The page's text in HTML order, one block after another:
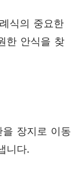
식의 중요한
한 안식을 찾
장지로 이동
니다.